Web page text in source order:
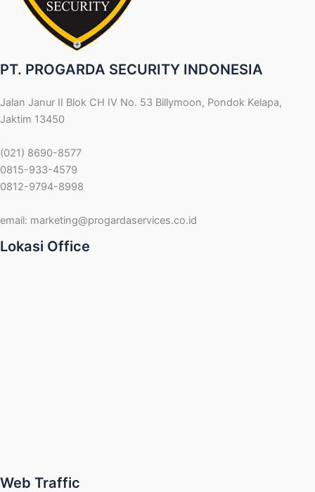
PT. PROGARDA SECURITY INDONESIA
Jalan Janur II Blok CH IV No. 53 Billymoon, Pondok Kelapa,
Jaktim 13450
(021) 8690-8577
0815-933-4579
0812-9794-8998
email: marketing@progardaservices.co.id
Lokasi Office
Web Traffic